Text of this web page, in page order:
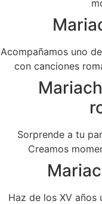
Acompañamos uno
con canciones
Sorprende a tu
Creamos
Haz de los XV años